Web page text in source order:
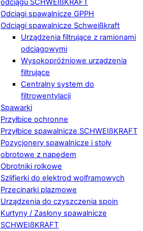
odciągu SCHWEIßKRAFT
Odciągi spawalnicze GPPH
Odciągi spawalnicze Schweißkraft
Urządzenia filtrujące z ramionami
odciągowymi
Wysokopróżniowe urządzenia
filtrujące
Centralny system do
filtrowentylacji
Spawarki
Przyłbice ochronne
Przyłbice spawalnicze SCHWEIßKRAFT
Pozycjonery spawalnicze i stoły
obrotowe z napędem
Obrotniki rolkowe
Szlifierki do elektrod wolframowych
Przecinarki plazmowe
Urządzenia do czyszczenia spoin
Kurtyny / Zasłony spawalnicze
SCHWEIßKRAFT